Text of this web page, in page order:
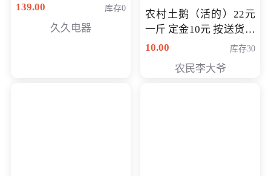
139.00
库存0
久久电器
农村土鹅（活的）22元
一斤 定金10元 按送货交
付时秤重计算货款 定金
10.00 库存30
农民李大爷